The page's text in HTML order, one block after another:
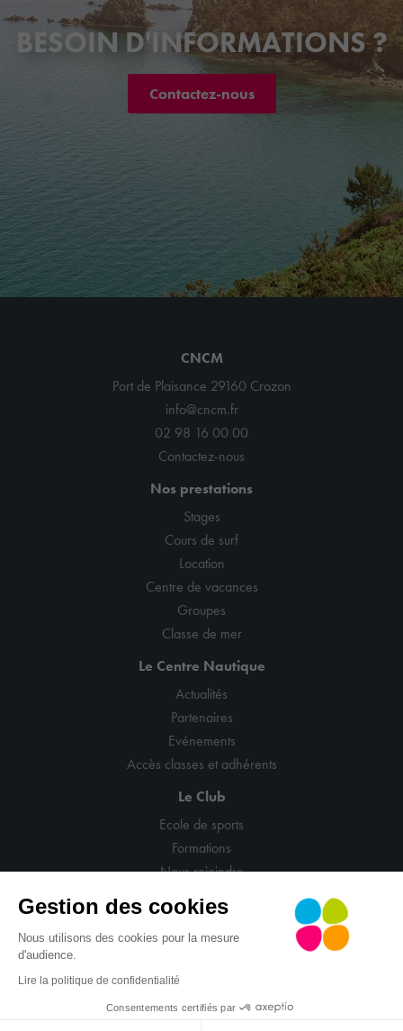
BESOIN D'INFORMATIONS ?
Contactez-nous
CNCM
Port de Plaisance 29160 Crozon
info@cncm.fr
02 98 16 00 00
Contactez-nous
Nos prestations
Stages
Cours de surf
Location
Centre de vacances
Groupes
Classe de mer
Le Centre Nautique
Actualités
Partenaires
Evénements
Accès classes et adhérents
Le Club
Ecole de sports
Formations
Nous rejoindre
CGV
Gestion cookies
Gestion des cookies
Nous utilisons des cookies pour la mesure
d'audience.
Lire la politique de confidentialité
Consentements certifiés par